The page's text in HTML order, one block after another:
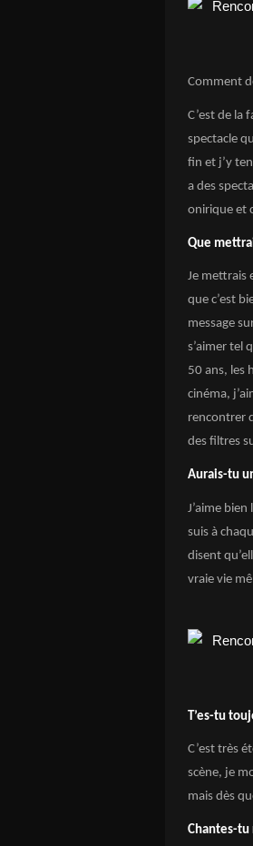
Comment
C’est de la
spectacle
fin et j’y
a des
onirique et
Que
Je mettrais
que c’est
message
s’aimer tel
50 ans, les
cinéma,
rencontrer
des filtres
Aurais-tu
J’aime
suis à
disent
vraie vie
T’es-tu
C’est très
scène, je
mais dès
Chantes-